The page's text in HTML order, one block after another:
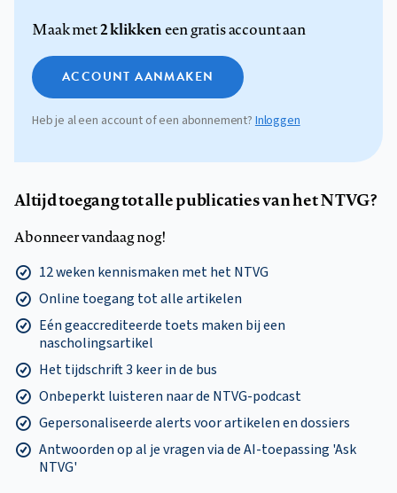
Maak met2 klikkeneen gratis account aan
ACCOUNT AANMAKEN
Heb je al een account of een abonnement? Inloggen
Altijd toegang tot alle publicaties van het NTVG?
Abonneer vandaag nog!
12 weken kennismaken met het NTVG
Online toegang tot alle artikelen
Eén geaccrediteerde toets maken bij een
nascholingsartikel
Het tijdschrift 3 keer in de bus
Onbeperkt luisteren naar de NTVG-podcast
Gepersonaliseerde alerts voor artikelen en dossiers
Antwoorden op al je vragen via de AI-toepassing 'Ask
NTVG'